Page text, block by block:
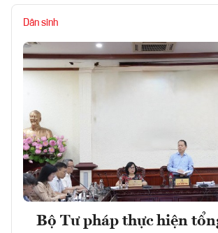
Dân sinh
Bộ Tư pháp thực hiện